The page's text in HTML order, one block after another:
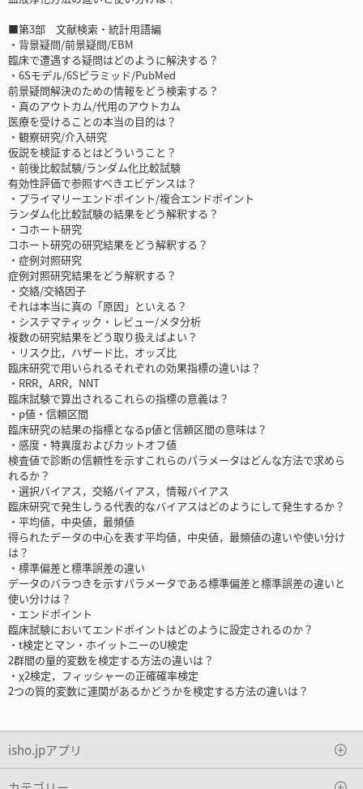
■第3部 文献検索・統計用語編
・背景疑問/前景疑問/EBM
臨床で遭遇する疑問はどのように解決する？
・6Sモデル/6Sピラミッド/PubMed
前景疑問解決のための情報をどう検索する？
・真のアウトカム/代用のアウトカム
医療を受けることの本当の目的は？
・観察研究/介入研究
仮説を検証するとはどういうこと？
・前後比較試験/ランダム化比較試験
有効性評価で参照すべきエビデンスは？
・プライマリーエンドポイント/複合エンドポイント
ランダム化比較試験の結果をどう解釈する？
・コホート研究
コホート研究の研究結果をどう解釈する？
・症例対照研究
症例対照研究結果をどう解釈する？
・交絡/交絡因子
それは本当に真の「原因」といえる？
・システマティック・レビュー/メタ分析
複数の研究結果をどう取り扱えばよい？
・リスク比，ハザード比，オッズ比
臨床研究で用いられるそれぞれの効果指標の違いは？
・RRR，ARR，NNT
臨床試験で算出されるこれらの指標の意義は？
・p値・信頼区間
臨床研究の結果の指標となるp値と信頼区間の意味は？
・感度・特異度およびカットオフ値
検査値で診断の信頼性を示すこれらのパラメータはどんな方法で求めら
れるか？
・選択バイアス，交絡バイアス，情報バイアス
臨床研究で発生しうる代表的なバイアスはどのようにして発生するか？
・平均値，中央値，最頻値
得られたデータの中心を表す平均値，中央値，最頻値の違いや使い分け
は？
・標準偏差と標準誤差の違い
データのバラつきを示すパラメータである標準偏差と標準誤差の違いと
使い分けは？
・エンドポイント
臨床試験においてエンドポイントはどのように設定されるのか？
・t検定とマン・ホイットニーのU検定
2群間の量的変数を検定する方法の違いは？
・χ2検定，フィッシャーの正確確率検定
2つの質的変数に連関があるかどうかを検定する方法の違いは？
isho.jpアプリ